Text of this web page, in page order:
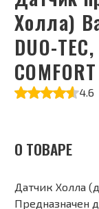
Холла)
DUO-
COMFORT
4.6
О ТОВАРЕ
Датчик Холла
Предназначен